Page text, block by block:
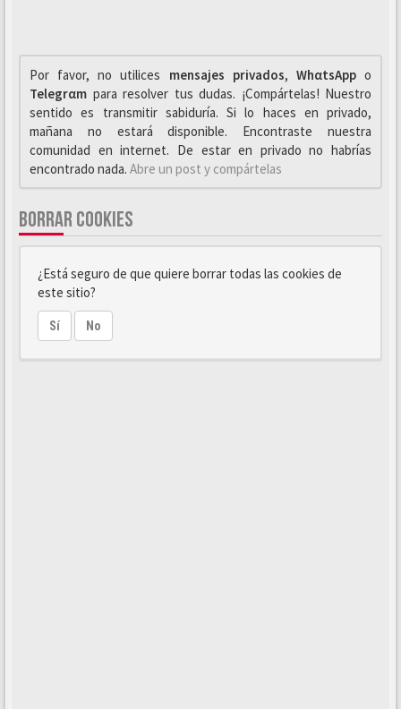
Por favor, no utilices mensajes privados, WhαtsAppo
Telegrαm para resolver tus dudas. ¡Compártelas! Nuestro
sentido es transmitir sabiduría. Si lo haces en privado,
mañana no estará disponible. Encontraste nuestra
comunidad en internet. De estar en privado no habrías
encontrado nada. Abre un post y compártelas
BORRAR COOKIES
¿Está seguro de que quiere borrar todas las cookies de
este sitio?
Sí No